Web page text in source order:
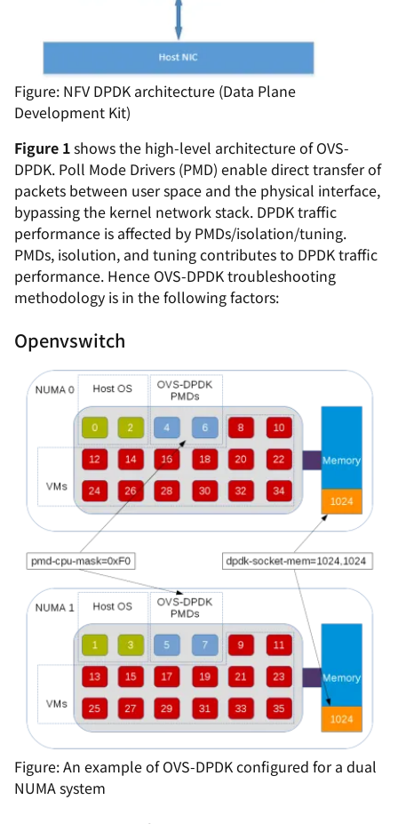
Figure: NFV DPDK architecture (Data Plane
Development Kit)
Figure 1shows the high-level architecture of OVS-
DPDK. Poll Mode Drivers (PMD) enable direct transfer of
packets between user space and the physical interface,
bypassing the kernel network stack. DPDK traffic
performance is affected by PMDs/isolation/tuning.
PMDs, isolution, and tuning contributes to DPDK traffic
performance. Hence OVS-DPDK troubleshooting
methodology is in the following factors:
Openvswitch
Figure: An example of OVS-DPDK configured for a dual
NUMA system